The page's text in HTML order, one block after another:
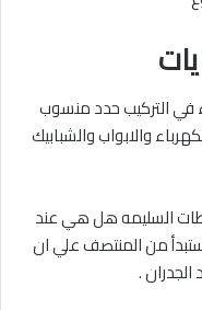
في التركيب حدد منسوب
والابواب والشبابيك
السليمه هل هي عند
ستبدأ من المنتصف علي ان
.